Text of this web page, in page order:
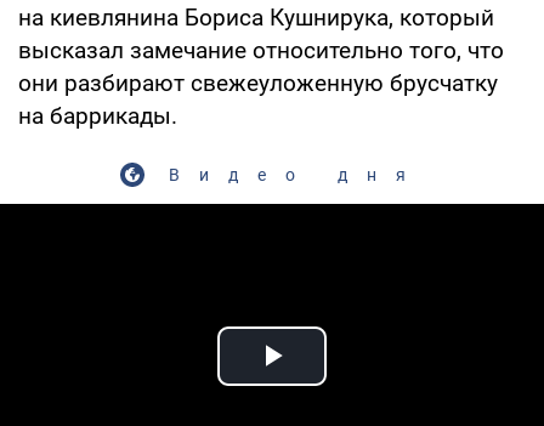
на киевлянина Бориса Кушнирука, который
высказал замечание относительно того, что
они разбирают свежеуложенную брусчатку
на баррикады.
Видео дня
Play Video